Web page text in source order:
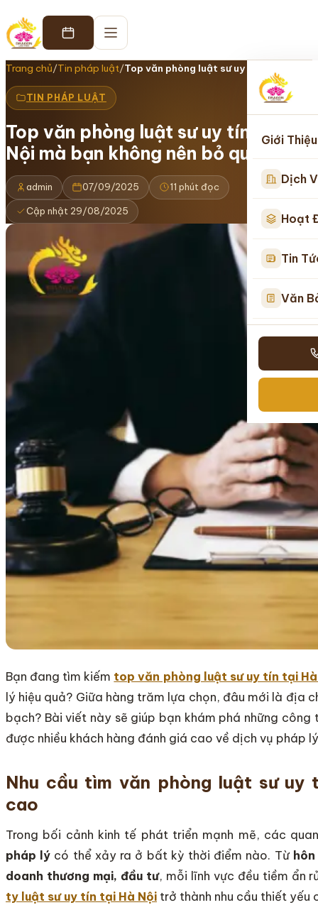
Giới Thiệu
Dịch
Hoạt
Tin
Văn
Trang chủ/Tin pháp luật/Top văn phòng luật sư uy tín tại Hà…
TIN PHÁP LUẬT
Top văn phòng luật sư uy tín tại Hà
Nội mà bạn không nên bỏ qua
admin 07/09/2025 11 phút đọc
Cập nhật 29/08/2025
Bạn đang tìm kiếm top văn phòng luật sư uy tín tại
lý hiệu quả? Giữa hàng trăm lựa chọn, đâu mới là địa
bạch? Bài viết này sẽ giúp bạn khám phá những
được nhiều khách hàng đánh giá cao về dịch vụ
Nhu cầu tìm văn phòng luật sư uy
cao
Trong bối cảnh kinh tế phát triển mạnh mẽ, các
pháp lý có thể xảy ra ở bất kỳ thời điểm nào. Từ
doanh thương mại, đầu tư, mỗi lĩnh vực đều tiềm ẩn
ty luật sư uy tín tại Hà Nội trở thành nhu cầu thiết yếu